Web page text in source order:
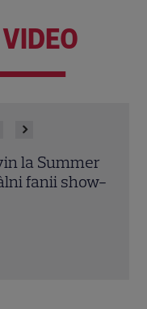
direcția
conducere
de